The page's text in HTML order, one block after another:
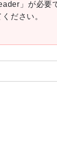
」が必要
ださい。